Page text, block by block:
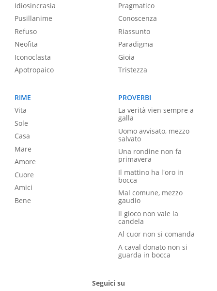
Idiosincrasia
Pusillanime
Refuso
Neofita
Iconoclasta
Apotropaico
Pragmatico
Conoscenza
Riassunto
Paradigma
Gioia
Tristezza
RIME
Vita
Sole
Casa
Mare
Amore
Cuore
Amici
Bene
PROVERBI
La verità vien sempre a
galla
Uomo avvisato, mezzo
salvato
Una rondine non fa
primavera
Il mattino ha l'oro in
bocca
Mal comune, mezzo
gaudio
Il gioco non vale la
candela
Al cuor non si comanda
A caval donato non si
guarda in bocca
Seguici su